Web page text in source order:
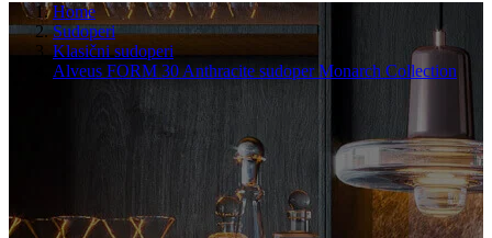
Home
Sudoperi
Klasični sudoperi
Alveus FORM 30 Anthracite sudoper Monarch Collection